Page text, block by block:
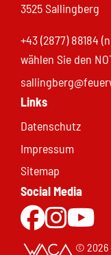
3525 Sallingberg
+43 (2877) 88184
wählen Sie den
Links
Datenschutz
Impressum
Sitemap
Social Media
Zur Zu
© 2026